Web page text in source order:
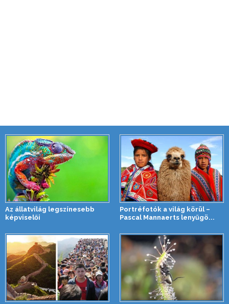
Az állatvilág legszínesebb
képviselői
Portréfotók a világ körül –
Pascal Mannaerts lenyűgö...